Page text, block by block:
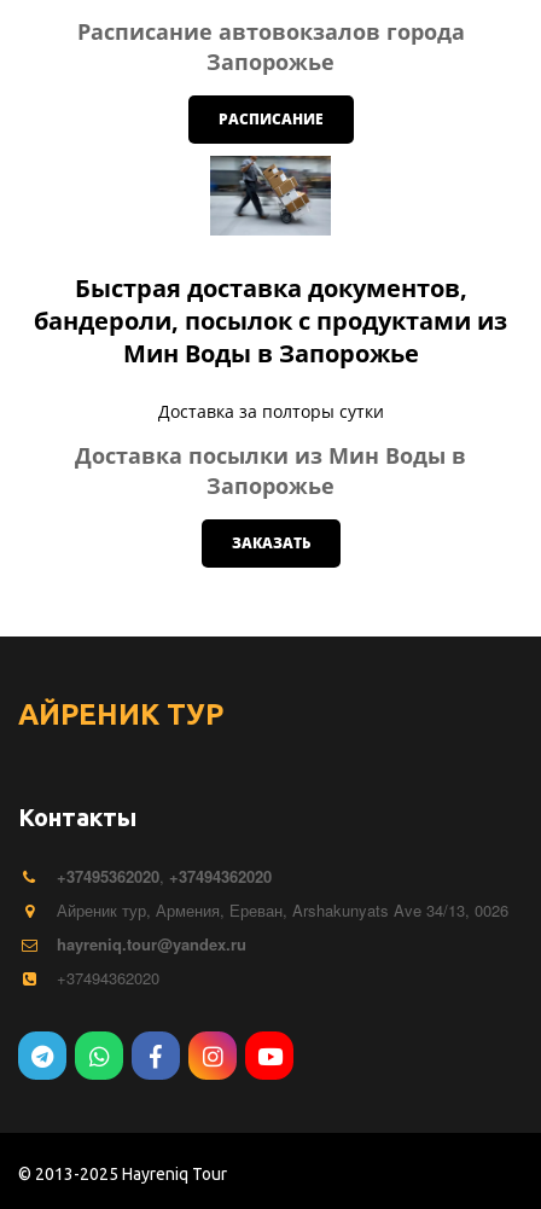
Расписание автовокзалов города
Запорожье
РАСПИСАНИЕ
Быстрая доставка документов,
бандероли, посылок с продуктами из
Мин Воды в Запорожье
Доставка за полторы сутки
Доставка посылки из Мин Воды в
Запорожье
ЗАКАЗАТЬ
АЙРЕНИК ТУР
Контакты
+37495362020, +37494362020
Айреник тур, Армения, Ереван, Arshakunyats Ave 34/13, 0026
hayreniq.tour@yandex.ru
+37494362020
© 2013-2025 Hayreniq Tour